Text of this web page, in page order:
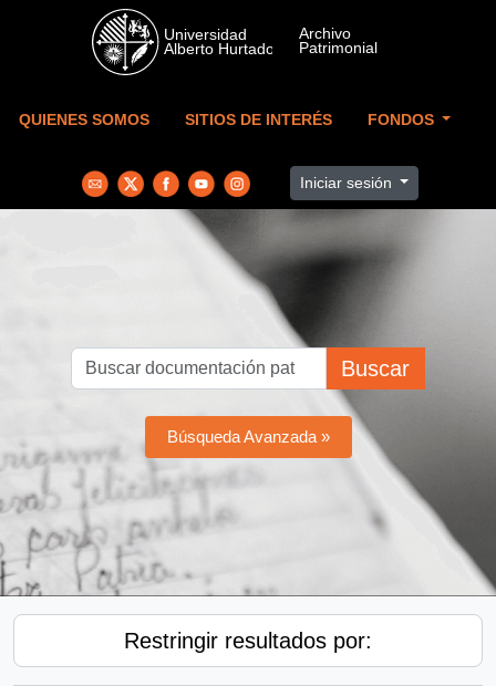
Skip to main content
QUIENES SOMOS SITIOS DE INTERÉS FONDOS
Iniciar sesión
Buscar
Búsqueda Avanzada »
Restringir resultados por: